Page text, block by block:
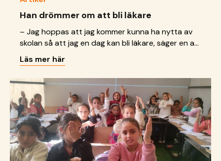
Han drömmer om att bli läkare
– Jag hoppas att jag kommer kunna ha nytta av
skolan så att jag en dag kan bli läkare, säger en av
pojkarna i lärcentret.
Läs mer här